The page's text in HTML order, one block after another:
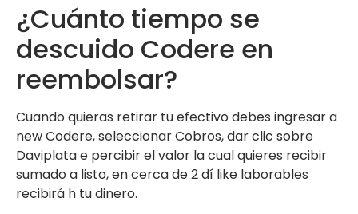
¿Cuánto tiempo se
descuido Codere en
reembolsar?
Cuando quieras retirar tu efectivo debes ingresar a
new Codere, seleccionar Cobros, dar clic sobre
Daviplata e percibir el valor la cual quieres recibir
sumado a listo, en cerca de 2 dí like laborables
recibirá h tu dinero.